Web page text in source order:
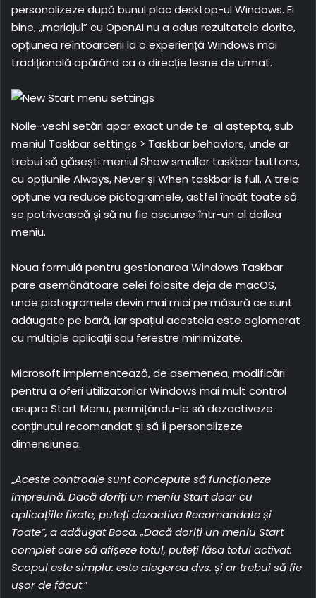
personalizeze după bunul plac desktop-ul Windows. Ei
bine, „mariajul” cu OpenAI nu a adus rezultatele dorite,
opțiunea reîntoarcerii la o experiență Windows mai
tradițională apărând ca o direcție lesne de urmat.
Noile-vechi setări apar exact unde te-ai aștepta, sub
meniul Taskbar settings > Taskbar behaviors, unde ar
trebui să găsești meniul Show smaller taskbar buttons,
cu opțiunile Always, Never și When taskbar is full. A treia
opțiune va reduce pictogramele, astfel încât toate să
se potrivească și să nu fie ascunse într-un al doilea
meniu.
Noua formulă pentru gestionarea Windows Taskbar
pare asemănătoare celei folosite deja de macOS,
unde pictogramele devin mai mici pe măsură ce sunt
adăugate pe bară, iar spațiul acesteia este aglomerat
cu multiple aplicații sau ferestre minimizate.
Microsoft implementează, de asemenea, modificări
pentru a oferi utilizatorilor Windows mai mult control
asupra Start Menu, permițându-le să dezactiveze
conținutul recomandat și să îi personalizeze
dimensiunea.
„Aceste controale sunt concepute să funcționeze
împreună. Dacă doriți un meniu Start doar cu
aplicațiile fixate, puteți dezactiva Recomandate și
Toate”, a adăugat Boca. „Dacă doriți un meniu Start
complet care să afișeze totul, puteți lăsa totul activat.
Scopul este simplu: este alegerea dvs. și ar trebui să fie
ușor de făcut.”